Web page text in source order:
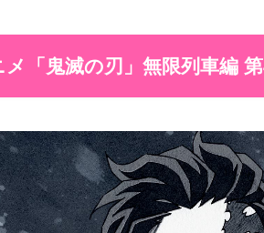
「鬼滅の刃」無限列車編